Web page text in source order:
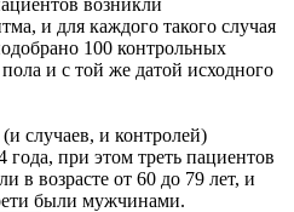
и для каждого такого случая
100 контрольных
и с той же датой исходного
случаев, и контролей)
года, при этом треть пациентов
в возрасте от 60 до 79 лет, и
были мужчинами.